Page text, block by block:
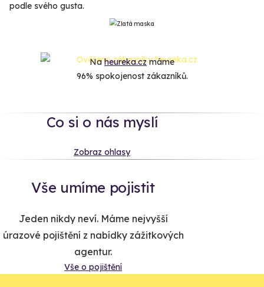
podle svého gusta.
Naheureka.czmáme
96% spokojenost zákazníků.
Co si o nás myslí
Zobraz ohlasy
Vše umíme pojistit
Jeden nikdy neví. Máme nejvyšší
úrazové pojištění z nabídky zážitkových
agentur.
Vše o pojištění